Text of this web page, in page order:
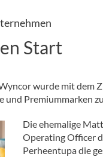
Start
wurde mit dem
und Premiummarken
Die ehemalige
Operating Officer
Perheentupa die